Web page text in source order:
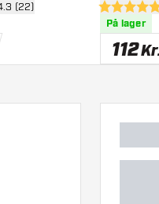
anmeldelsespanel
(22) 4.8
På lager
112